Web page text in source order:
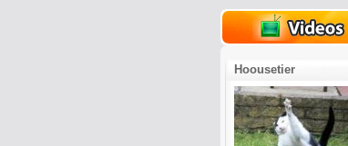
Hoousetier